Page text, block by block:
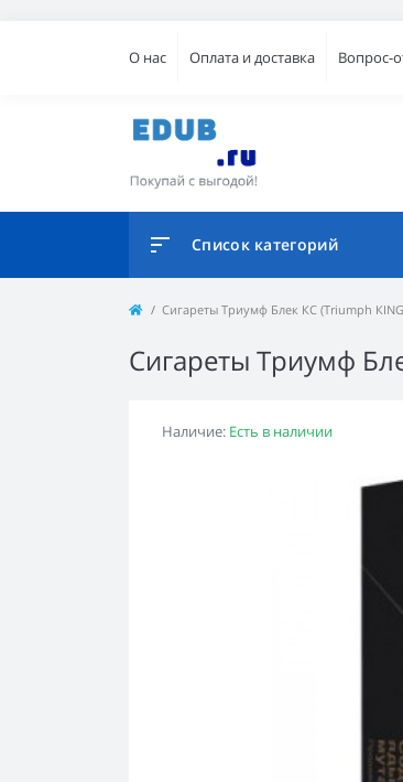
О нас Оплата и доставка Вопрос-
Список категорий
Сигареты Триумф Блек КС (Triumph КING
Сигареты Триумф
Наличие: Есть в наличии